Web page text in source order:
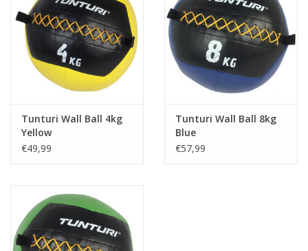
✔ Diverse oefeningen mogelijk voor een full body work-out
✔ Ideaal voor thuis of in de sportschool
✔ Geschikt om binnen en buiten te gebruiken
Ga ook voor een leuke en uitdagende training met deze Tunturi
Wall Ball. Bestel vandaag nog!
Overzicht specificaties
• Diameter Tunturi Wall Ball: 36 cm.
• Materiaal: Kunstleer | Vulling van wol en zand
• Ook leverbaar met een gewicht van 4, 8 en 10 kg.
(verschillende kleuren)
Tunturi Wall Ball 4kg
Yellow
€49,99
Tunturi Wall Ball 8kg
Blue
€57,99